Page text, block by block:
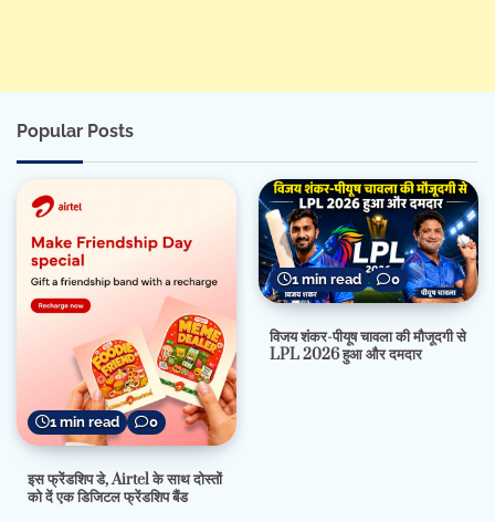
Popular Posts
1 min read 0
इस फ्रेंडशिप डे, Airtel के साथ दोस्तों
को दें एक डिजिटल फ्रेंडशिप बैंड
1 min read 0
विजय शंकर-पीयूष चावला की मौजूदगी से
LPL 2026 हुआ और दमदार